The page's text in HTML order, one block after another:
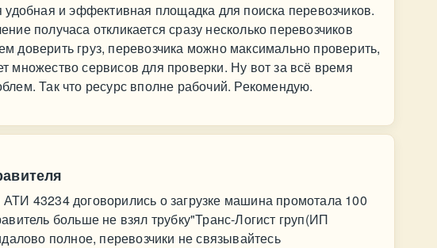
и эффективная площадка для поиска перевозчиков.
получаса откликается сразу несколько перевозчиков
доверить груз, перевозчика можно максимально проверить,
множество сервисов для проверки. Ну вот за всё время
Так что ресурс вполне рабочий. Рекомендую.
43234 договорились о загрузке машина промотала 100
больше не взял трубку"Транс-Логист груп(ИП
полное, перевозчики не связывайтесь